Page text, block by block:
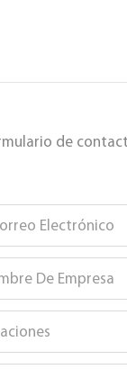
de
Electrónico
De Empresa